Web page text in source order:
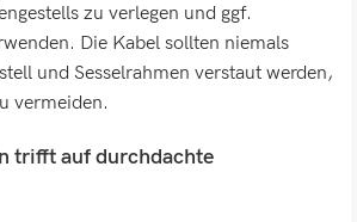
zu verlegen und ggf.
Die Kabel sollten niemals
und Sesselrahmen verstaut werden,
vermeiden.
trifft auf durchdachte